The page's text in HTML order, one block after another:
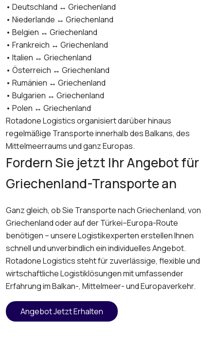
• Deutschland ↔ Griechenland
• Niederlande ↔ Griechenland
• Belgien ↔ Griechenland
• Frankreich ↔ Griechenland
• Italien ↔ Griechenland
• Österreich ↔ Griechenland
• Rumänien ↔ Griechenland
• Bulgarien ↔ Griechenland
• Polen ↔ Griechenland
Rotadone Logistics organisiert darüber hinaus
regelmäßige Transporte innerhalb des Balkans, des
Mittelmeerraums und ganz Europas.
Fordern Sie jetzt Ihr Angebot für
Griechenland-Transporte an
Ganz gleich, ob Sie Transporte nach Griechenland, von
Griechenland oder auf der Türkei–Europa-Route
benötigen – unsere Logistikexperten erstellen Ihnen
schnell und unverbindlich ein individuelles Angebot.
Rotadone Logistics steht für zuverlässige, flexible und
wirtschaftliche Logistiklösungen mit umfassender
Erfahrung im Balkan-, Mittelmeer- und Europaverkehr.
Angebot Jetzt Erhalten